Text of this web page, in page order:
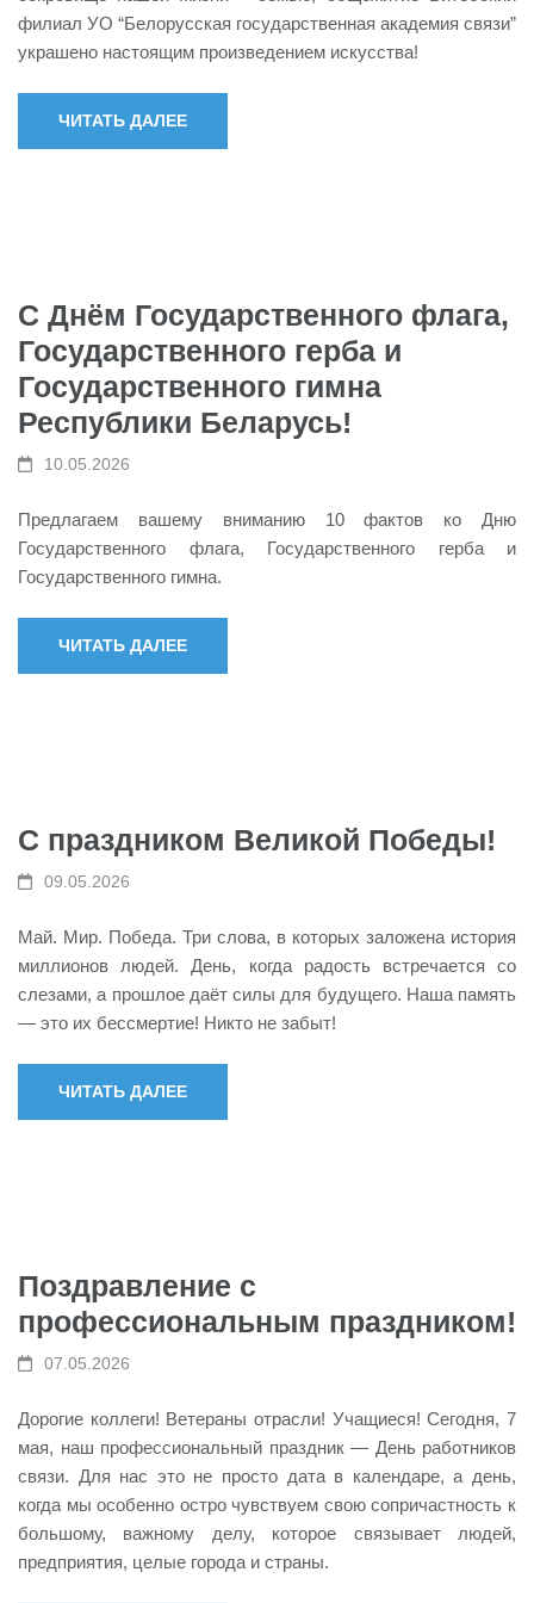
филиал УО “Белорусская государственная академия связи”
украшено настоящим произведением искусства!
ЧИТАТЬ ДАЛЕЕ
С Днём Государственного флага,
Государственного герба и
Государственного гимна
Республики Беларусь!
10.05.2026
Предлагаем вашему вниманию 10 фактов ко Дню
Государственного флага, Государственного герба и
Государственного гимна.
ЧИТАТЬ ДАЛЕЕ
С праздником Великой Победы!
09.05.2026
Май. Мир. Победа. Три слова, в которых заложена история
миллионов людей. День, когда радость встречается со
слезами, а прошлое даёт силы для будущего. Наша память
— это их бессмертие! Никто не забыт!
ЧИТАТЬ ДАЛЕЕ
Поздравление с
профессиональным праздником!
07.05.2026
Дорогие коллеги! Ветераны отрасли! Учащиеся! Сегодня, 7
мая, наш профессиональный праздник — День работников
связи. Для нас это не просто дата в календаре, а день,
когда мы особенно остро чувствуем свою сопричастность к
большому, важному делу, которое связывает людей,
предприятия, целые города и страны.